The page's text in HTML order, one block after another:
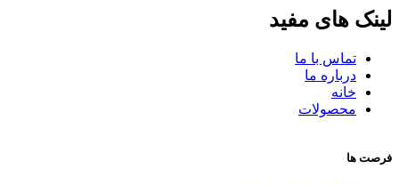
لینک های مفید
تماس با ما
درباره ما
خانه
محصولات
فرصت ها